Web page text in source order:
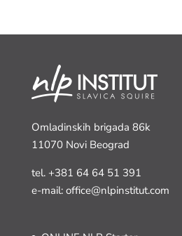
Omladinskih brigada 86k
11070 Novi Beograd
tel. +381 64 64 51 391
e-mail: office@nlpinstitut.com